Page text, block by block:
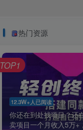
热门资源
12.3W+人已阅读
你还在到处找项目？还
卖项目一个月收入5万+
TOP1